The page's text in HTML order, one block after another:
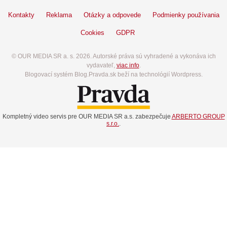
Kontakty Reklama Otázky a odpovede Podmienky používania
Cookies GDPR
© OUR MEDIA SR a. s. 2026. Autorské práva sú vyhradené a vykonáva ich
vydavateľ, viac info.
Blogovací systém Blog.Pravda.sk beží na technológií Wordpress.
Kompletný video servis pre OUR MEDIA SR a.s. zabezpečuje ARBERTO GROUP
s.r.o..